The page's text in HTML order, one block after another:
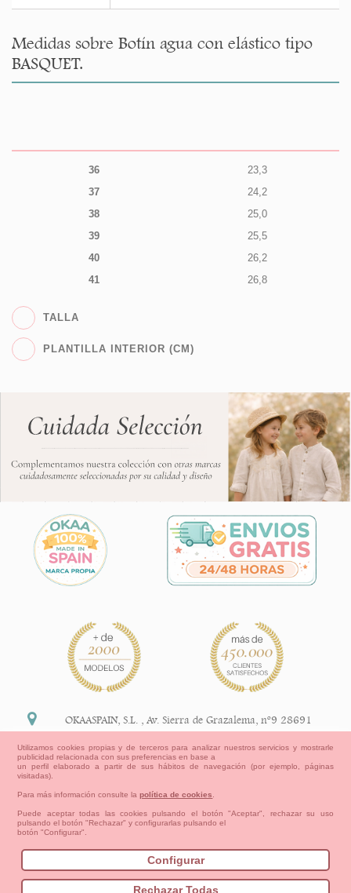
Medidas sobre Botín agua con elástico tipo
BASQUET.
36
23,3
37
24,2
38
25,0
39
25,5
40
26,2
41
26,8
TALLA
PLANTILLA INTERIOR (CM)
Información Legal
política de devoluciones y reembolsos
Aviso Legal Aviso Cookies
Cómo crear tu cuenta OKAA.
Mapa del sitio
OKAASPAIN, S.L. ,Av. Sierra de Grazalema, nº9 28691
+34 91 113 89 09
Utilizamos cookies propias y de terceros para analizar nuestros servicios y mostrarle
publicidad relacionada con sus preferencias en base a
un perfil elaborado a partir de sus hábitos de navegación (por ejemplo, páginas
visitadas).
Para más información consulte lapolítica de cookies
Puede aceptar todas las cookies pulsando el botón "Aceptar", rechazar su uso
pulsando el botón "Rechazar" y configurarlas pulsando el
botón "Configurar".
Configurar
Rechazar Todas